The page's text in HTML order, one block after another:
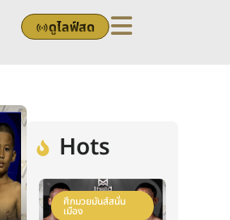
ดูไลฟ์สด
Hots
ศึกมวยมันส์สนั่น
เมือง